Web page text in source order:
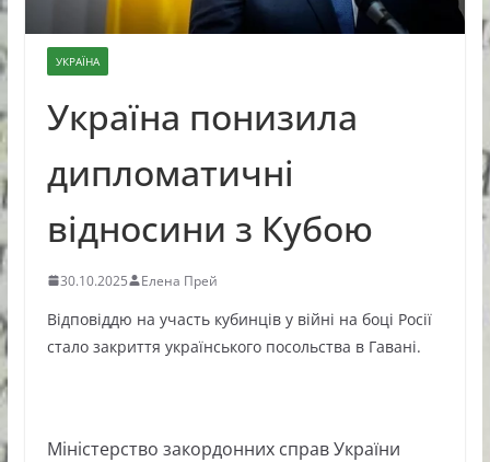
УКРАЇНА
Україна понизила
дипломатичні
відносини з Кубою
30.10.2025 Елена Прей
Відповіддю на участь кубинців у війні на боці Росії
стало закриття українського посольства в Гавані.
Міністерство закордонних справ України